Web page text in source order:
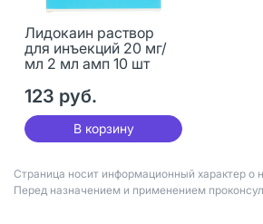
Лидокаин раствор
для инъекций 20 мг/
мл 2 мл амп 10 шт
123 руб.
В корзину
Страница носит информационный характер о
Перед назначением и применением